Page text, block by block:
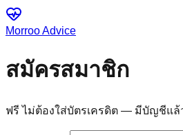
MorrooAdvice
สมัครสมาชิก
ฟรี ไม่ต้องใส่บัตรเครดิต — มีบัญชีแล้